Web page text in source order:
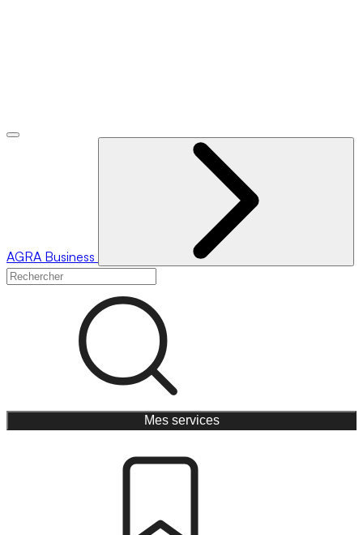
AGRA Business
Mes services